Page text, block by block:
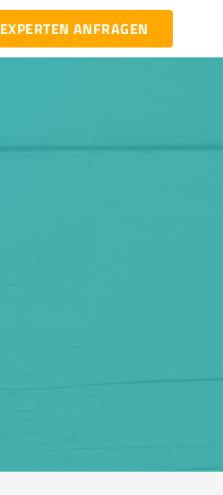
EXPERTEN ANFRAGEN